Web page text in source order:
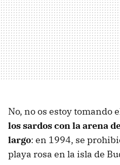
No, no os estoy tomando
los sardos con la arena
largo: en 1994, se
playa rosa en la isla de